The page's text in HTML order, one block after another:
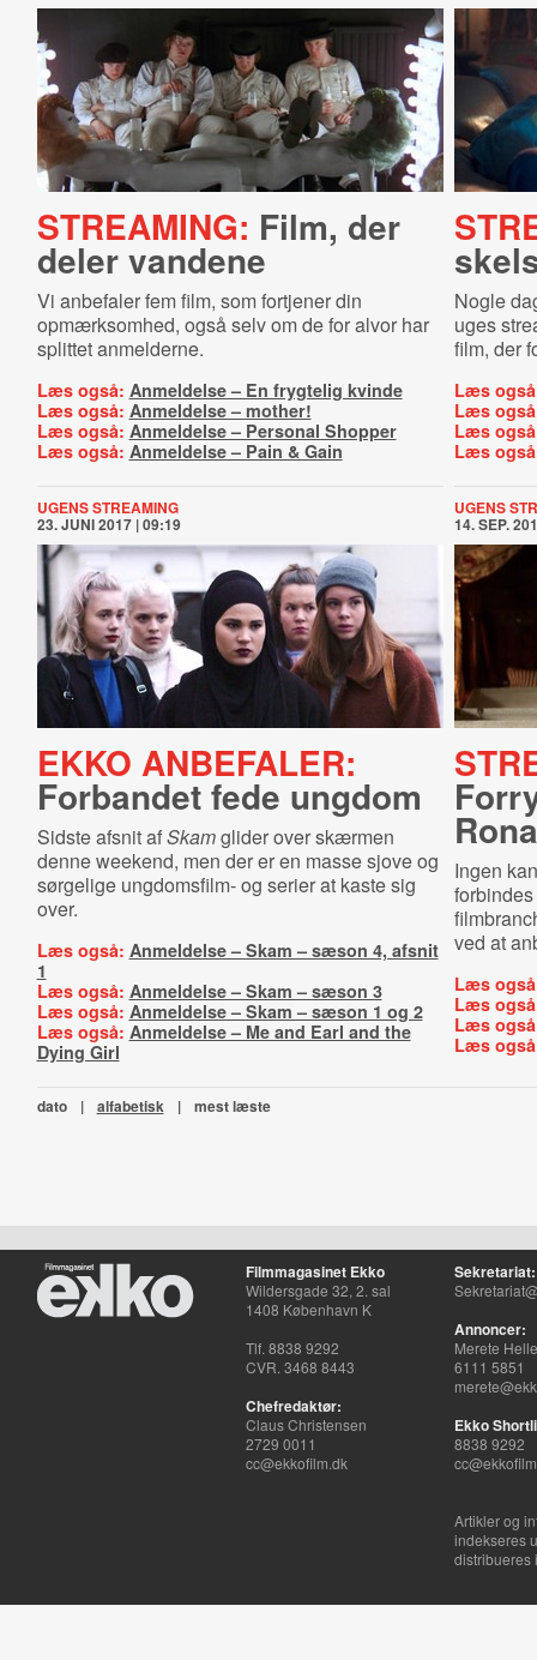
STREAMING: Film, der
deler vandene
Vi anbefaler fem film, som fortjener din
opmærksomhed, også selv om de for alvor har
splittet anmelderne.
Læs også: Anmeldelse – En frygtelig kvinde
Læs også: Anmeldelse – mother!
Læs også: Anmeldelse – Personal Shopper
Læs også: Anmeldelse – Pain & Gain
Nogle
uges
film, der
Læs
Læs
Læs
Læs
UGENS STREAMING
23. JUNI 2017 | 09:19
EKKO ANBEFALER:
Forbandet fede ungdom
Sidste afsnit afSkamglider over skærmen
denne weekend, men der er en masse sjove og
sørgelige ungdomsfilm- og serier at kaste sig
over.
Læs også: Anmeldelse – Skam – sæson 4, afsnit
1
Læs også: Anmeldelse – Skam – sæson 3
Læs også: Anmeldelse – Skam – sæson 1 og 2
Læs også: Anmeldelse – Me and Earl and the
Dying Girl
UGENS
14. SEP.
Ingen
ved at
Læs
Læs
Læs
Læs
dato | alfabetisk | mest læste
Filmmagasinet Ekko
Wildersgade 32, 2. sal
1408 København K
Tlf. 8838 9292
CVR. 3468 8443
Chefredaktør:
Claus Christensen
2729 0011
cc@ekkofilm.dk
Sekretariat:
Annoncer:
Merete
6111 5851
Ekko
8838 9292
Artikler og
indekseres
distribueres